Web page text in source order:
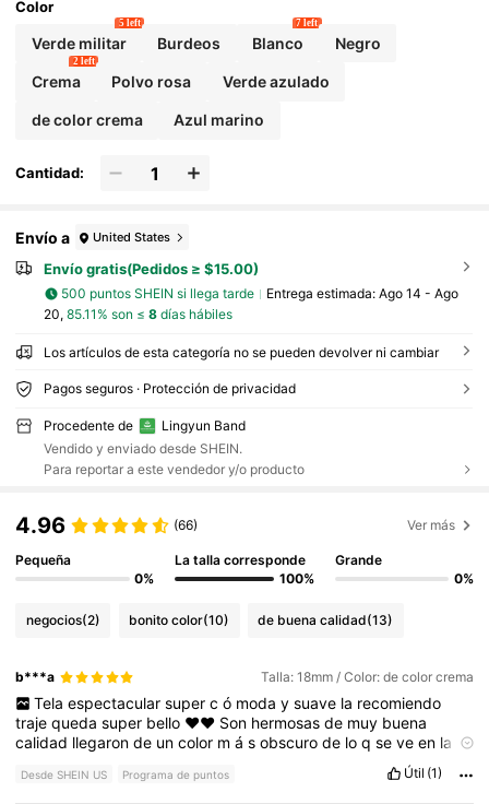
Color
Verde militar
5 left
Burdeos Blanco
7 left
Negro
Crema
2 left
Polvo rosa Verde azulado
de color crema Azul marino
Cantidad:
Envío a United States
Envío gratis(Pedidos ≥ $15.00)
500 puntos SHEIN si llega tarde Entrega estimada: Ago 14 - Ago
20, 85.11% son ≤ 8días hábiles
Los artículos de esta categoría no se pueden devolver ni cambiar
Pagos seguros · Protección de privacidad
Procedente de
Lingyun Band
Vendido y enviado desde SHEIN.
Para reportar a este vendedor y/o producto
4.96 (66) Ver más
Pequeña
0%
La talla corresponde
100%
Grande
0%
negocios(2) bonito color(10) de buena calidad(13)
b***a Talla: 18mm / Color: de color crema
Tela espectacular super c ó moda y suave la recomiendo
trajequedasuper bello ❤️❤️ Son hermosasde muy buena
calidad llegaronde uncolor másobscurode loqseveen la
Desde SHEIN US Programa de puntos Útil (1)